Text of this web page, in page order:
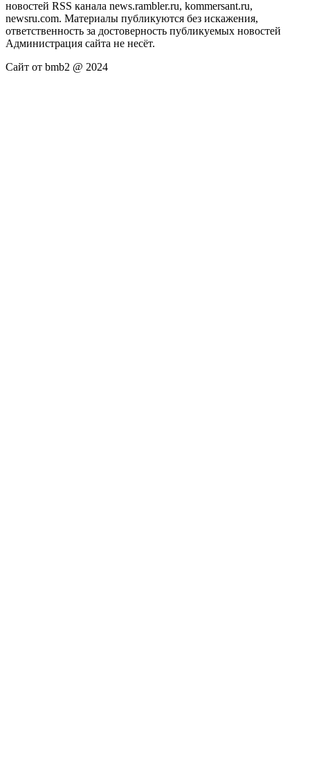
новостей RSS канала news.rambler.ru, kommersant.ru,
newsru.com. Материалы публикуются без искажения,
ответственность за достоверность публикуемых новостей
Администрация сайта не несёт.
Сайт от bmb2 @ 2024